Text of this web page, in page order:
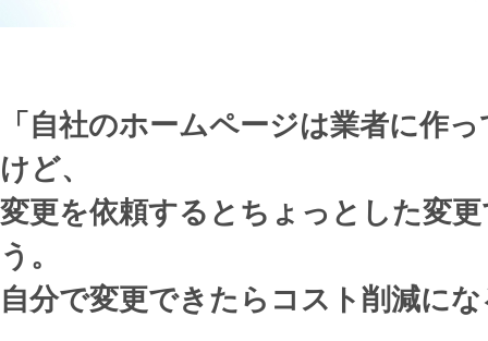
「自社のホームページは業者に作
けど、
変更を依頼するとちょっとした変
う。
自分で変更できたらコスト削減に